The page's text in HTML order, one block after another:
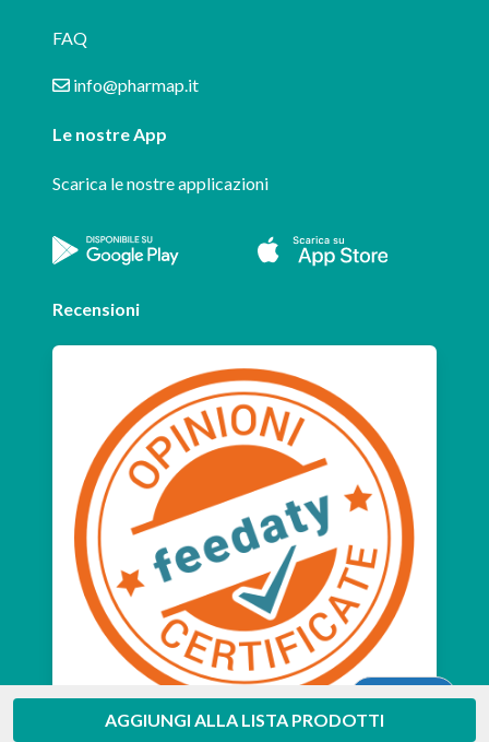
AGGIUNGI ALLA LISTA PRODOTTI
FAQ
info@pharmap.it
Le nostre App
Scarica le nostre applicazioni
Recensioni
Feedaty4.7/5 -385feedbacks
Aiuto